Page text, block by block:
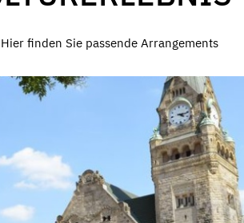
finden Sie passende Arrangements